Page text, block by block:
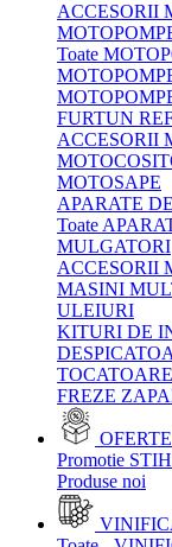
ACCESORII
Toate
FURTUN
ACCESORII
MOTOSAPE
APARATE
Toate
MULGATORI
ACCESORII
MASINI
ULEIURI
KITURI DE
FREZE
Promotie
Produse noi